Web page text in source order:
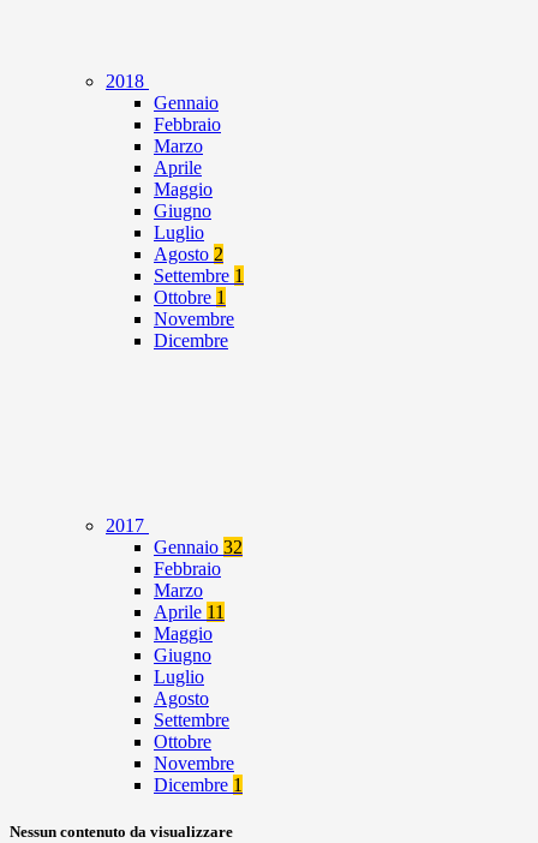
2018
Gennaio
Febbraio
Marzo
Aprile
Maggio
Giugno
Luglio
Agosto 2
Settembre 1
Ottobre 1
Novembre
Dicembre
2017
Gennaio 32
Febbraio
Marzo
Aprile 11
Maggio
Giugno
Luglio
Agosto
Settembre
Ottobre
Novembre
Dicembre 1
Nessun contenuto da visualizzare